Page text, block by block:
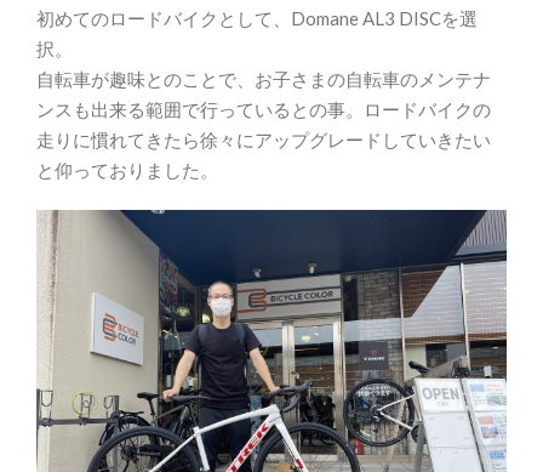
初めてのロードバイクとして、Domane AL3 DISCを選
択。
自転車が趣味とのことで、お子さまの自転車のメンテナ
ンスも出来る範囲で行っているとの事。ロードバイクの
走りに慣れてきたら徐々にアップグレードしていきたい
と仰っておりました。